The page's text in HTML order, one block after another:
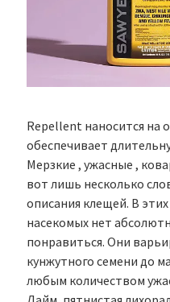
Repellent наносится на
обеспечивает
Мерзкие , ужасные ,
вот лишь несколько
описания клещей. В
насекомых нет
понравиться. Они
кунжутного семени до
любым количеством